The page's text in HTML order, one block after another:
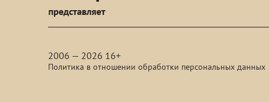
2006 — 2026 16+
Политика в отношении обработки персональных данных